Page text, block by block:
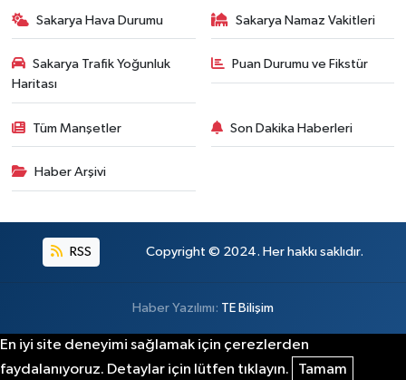
Sakarya Hava Durumu Sakarya Namaz Vakitleri
Sakarya Trafik Yoğunluk
Haritası
Puan Durumu ve Fikstür
Tüm Manşetler Son Dakika Haberleri
Haber Arşivi
RSS Copyright © 2024. Her hakkı saklıdır.
Haber Yazılımı: TE Bilişim
En iyi site deneyimi sağlamak için çerezlerden
faydalanıyoruz. Detaylar için lütfen tıklayın.
Tamam